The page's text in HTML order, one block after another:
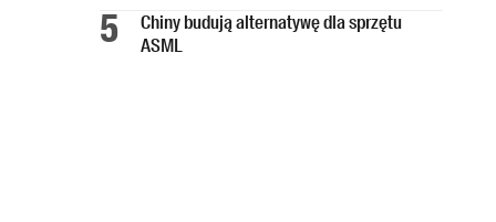
Chiny budują alternatywę dla sprzętu
ASML